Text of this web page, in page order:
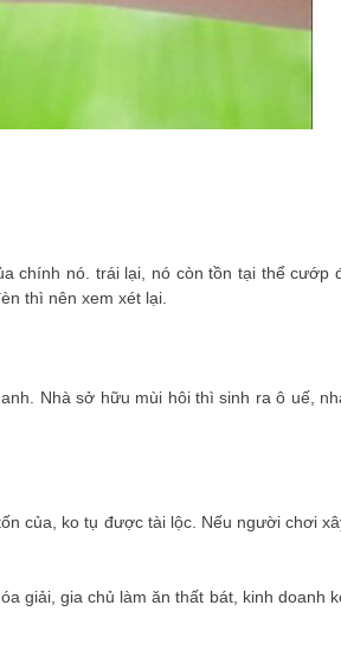
chính nó. trái lại, nó còn tồn tại thể cướp
thì nên xem xét lại.
Nhà sở hữu mùi hôi thì sinh ra ô uế,
của, ko tụ được tài lộc. Nếu người chơi
giải, gia chủ làm ăn thất bát, kinh doanh